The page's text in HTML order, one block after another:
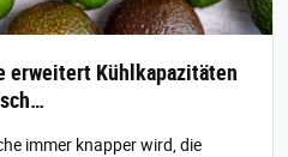
erweitert Kühlkapazitäten
immer knapper wird, die